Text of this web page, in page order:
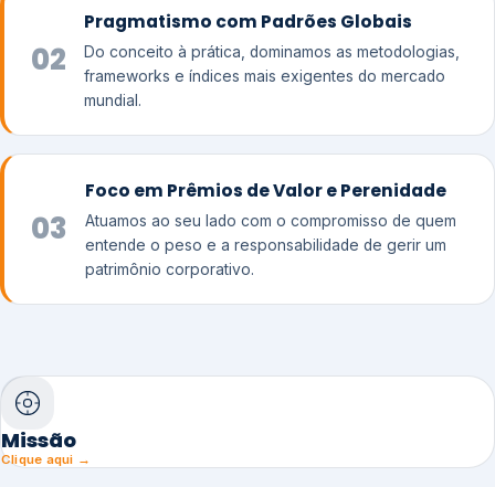
02
Pragmatismo com Padrões Globais
Do conceito à prática, dominamos as metodologias,
frameworks e índices mais exigentes do mercado
mundial.
03
Foco em Prêmios de Valor e Perenidade
Atuamos ao seu lado com o compromisso de quem
entende o peso e a responsabilidade de gerir um
patrimônio corporativo.
Missão
Clique aqui →